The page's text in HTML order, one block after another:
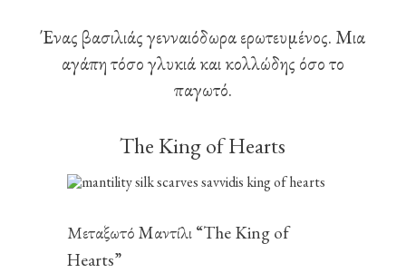
Ένας βασιλιάς γενναιόδωρα ερωτευμένος. Μια
αγάπη τόσο γλυκιά και κολλώδης όσο το
παγωτό.
The King of Hearts
Μεταξωτό Mαντίλι “The King of
Hearts”